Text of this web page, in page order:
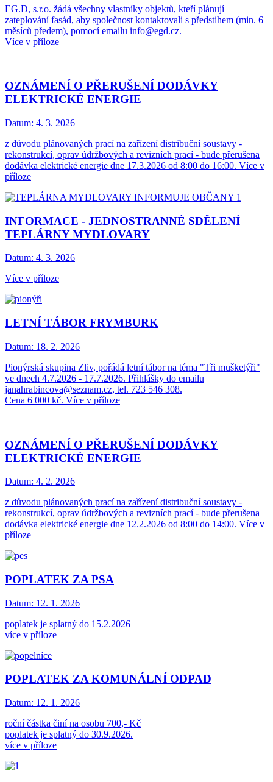
EG.D, s.r.o. žádá všechny vlastníky objektů, kteří plánují
zateplování fasád, aby společnost kontaktovali s předstihem (min. 6
měsíců předem), pomocí emailu info@egd.cz.
Více v příloze
OZNÁMENÍ O PŘERUŠENÍ DODÁVKY
ELEKTRICKÉ ENERGIE
Datum: 4. 3. 2026
z důvodu plánovaných prací na zařízení distribuční soustavy -
rekonstrukcí, oprav údržbových a revizních prací - bude přerušena
dodávka elektrické energie dne 17.3.2026 od 8:00 do 16:00. Více v
příloze
INFORMACE - JEDNOSTRANNÉ SDĚLENÍ
TEPLÁRNY MYDLOVARY
Datum: 4. 3. 2026
Více v příloze
LETNÍ TÁBOR FRYMBURK
Datum: 18. 2. 2026
Pionýrská skupina Zliv, pořádá letní tábor na téma "Tři mušketýři"
ve dnech 4.7.2026 - 17.7.2026. Přihlášky do emailu
janahrabincova@seznam.cz, tel. 723 546 308.
Cena 6 000 kč. Více v příloze
OZNÁMENÍ O PŘERUŠENÍ DODÁVKY
ELEKTRICKÉ ENERGIE
Datum: 4. 2. 2026
z důvodu plánovaných prací na zařízení distribuční soustavy -
rekonstrukcí, oprav údržbových a revizních prací - bude přerušena
dodávka elektrické energie dne 12.2.2026 od 8:00 do 14:00. Více v
příloze
POPLATEK ZA PSA
Datum: 12. 1. 2026
poplatek je splatný do 15.2.2026
více v příloze
POPLATEK ZA KOMUNÁLNÍ ODPAD
Datum: 12. 1. 2026
roční částka činí na osobu 700,- Kč
poplatek je splatný do 30.9.2026.
více v příloze